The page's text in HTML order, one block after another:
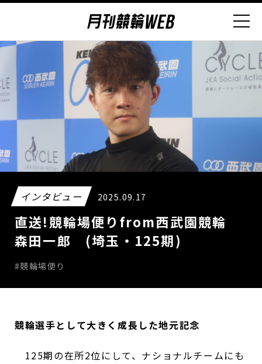
インタビュー 2025.09.17
直送!競輪場便りfrom西武園競輪
森田一郎 (埼玉・125期)
#競輪場便り
競輪選手として大きく成長した地元記念
125期の在所2位にして、ナショナルチームにも